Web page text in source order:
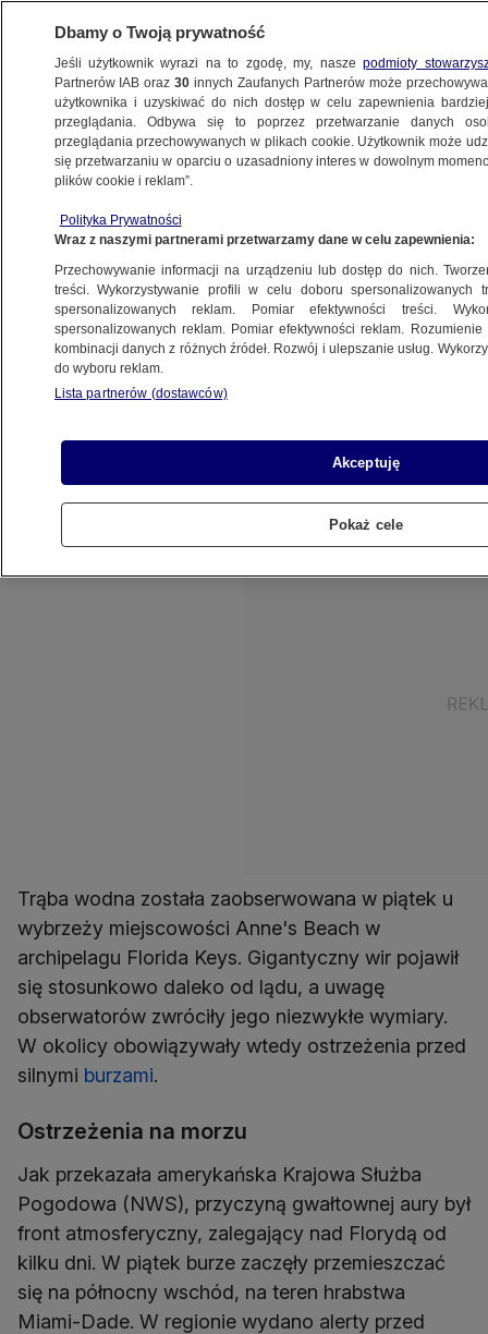
METEO
ŚWIAT
pośrodku burzy
27.05.2023, 07:04
Udostępnij
Trąba wodna została zaobserwowana w piątek u
mieszkańców zwróciły niezwykłe rozmiary wiru.
W regionie przez wiele godzin obowiązywały
alerty meteorologiczne.
Trąba wodna została zaobserwowana w piątek u
wybrzeży miejscowości Anne's Beach w
archipelagu Florida Keys. Gigantyczny wir pojawił
się stosunkowo daleko od lądu, a uwagę
obserwatorów zwróciły jego niezwykłe wymiary.
W okolicy obowiązywały wtedy ostrzeżenia przed
silnymi burzami.
Ostrzeżenia na morzu
Jak przekazała amerykańska Krajowa Służba
Pogodowa (NWS), przyczyną gwałtownej aury był
front atmosferyczny, zalegający nad Florydą od
kilku dni. W piątek burze zaczęły przemieszczać
się na północny wschód, na teren hrabstwa
Miami-Dade. W regionie wydano alerty przed
Dbamy o Twoją prywatność
Jeśli użytkownik wyrazi na to zgodę, my, naszepodmioty
Partnerów IAB oraz30 innych Zaufanych Partnerów może
użytkownika i uzyskiwać do nich dostęp w celu zapewnienia
przeglądania. Odbywa się to poprzez przetwarzanie danych
przeglądania przechowywanych w plikach cookie. Użytkownik może
się przetwarzaniu w oparciu o uzasadniony interes w dowolnym
plików cookie i reklam”.
Polityka Prywatności
Wraz z naszymi partnerami przetwarzamy dane w celu zapewnienia:
Przechowywanie informacji na urządzeniu lub dostęp do nich.
treści. Wykorzystywanie profili w celu doboru spersonalizowanych
spersonalizowanych reklam. Pomiar efektywności treści.
spersonalizowanych reklam. Pomiar efektywności reklam.
kombinacji danych z różnych źródeł. Rozwój i ulepszanie usług.
do wyboru reklam.
Lista partnerów (dostawców)
Akceptuję
Pokaż cele